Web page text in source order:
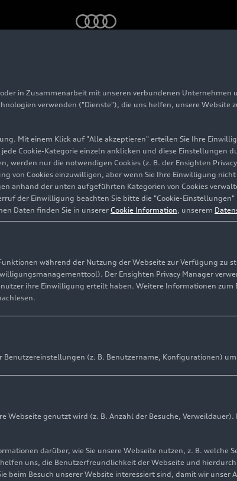
beim
2024
in Zusammenarbeit mit unseren verbundenen
verwenden ("Dienste"), die uns helfen, unsere Website
Mit einem Klick auf "Alle akzeptieren" erteilen Sie Ihre
Cookie-Kategorie einzeln anklicken und diese Einstellungen
werden nur die notwendigen Cookies (z. B. der Ensighten
von Cookies einzuwilligen, aber wenn Sie Ihre Einwilligung
anhand der unten aufgeführten Kategorien von Cookies
der Einwilligung beachten Sie bitte die "Cookie-
Daten finden Sie in unserer Cookie Information, unserem
während der Nutzung der Webseite zur Verfügung zu
Der Ensighten Privacy Manager
ihre Einwilligung erteilt haben. Weitere Informationen zum
Benutzereinstellungen (z. B. Benutzername, Konfigurationen)
Webseite genutzt wird (z. B. Anzahl der Besuche, Verweildauer).
darüber, wie Sie unsere Webseite nutzen, z. B. welche
uns, die Benutzerfreundlichkeit der Webseite und
beim Besuch unserer Website interessiert sind, damit wir